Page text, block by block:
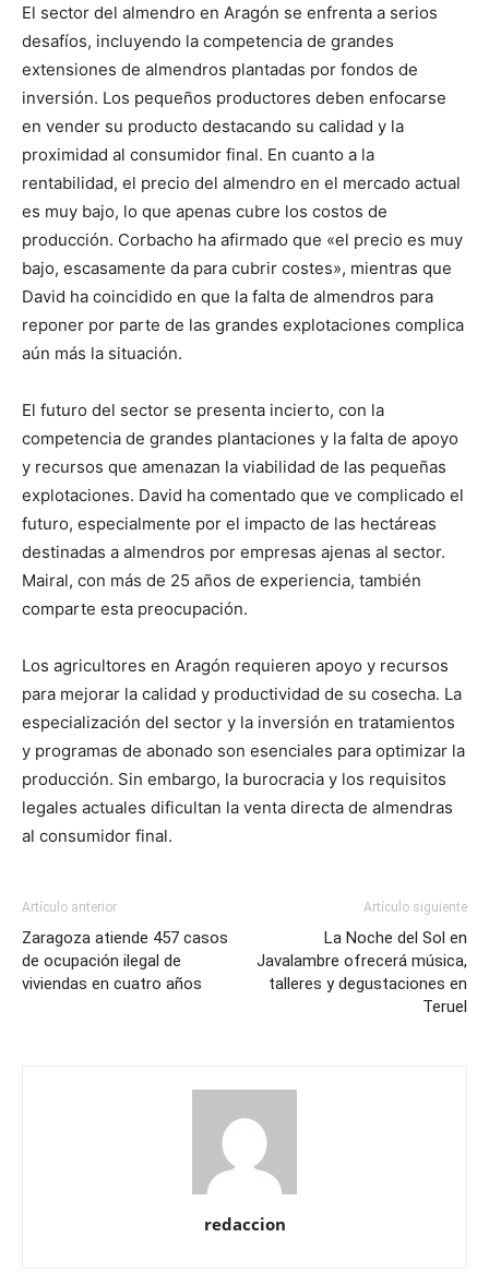
El sector del almendro en Aragón se enfrenta a serios
desafíos, incluyendo la competencia de grandes
extensiones de almendros plantadas por fondos de
inversión. Los pequeños productores deben enfocarse
en vender su producto destacando su calidad y la
proximidad al consumidor final. En cuanto a la
rentabilidad, el precio del almendro en el mercado actual
es muy bajo, lo que apenas cubre los costos de
producción. Corbacho ha afirmado que «el precio es muy
bajo, escasamente da para cubrir costes», mientras que
David ha coincidido en que la falta de almendros para
reponer por parte de las grandes explotaciones complica
aún más la situación.
El futuro del sector se presenta incierto, con la
competencia de grandes plantaciones y la falta de apoyo
y recursos que amenazan la viabilidad de las pequeñas
explotaciones. David ha comentado que ve complicado el
futuro, especialmente por el impacto de las hectáreas
destinadas a almendros por empresas ajenas al sector.
Mairal, con más de 25 años de experiencia, también
comparte esta preocupación.
Los agricultores en Aragón requieren apoyo y recursos
para mejorar la calidad y productividad de su cosecha. La
especialización del sector y la inversión en tratamientos
y programas de abonado son esenciales para optimizar la
producción. Sin embargo, la burocracia y los requisitos
legales actuales dificultan la venta directa de almendras
al consumidor final.
Artículo anterior
Zaragoza atiende 457 casos
de ocupación ilegal de
viviendas en cuatro años
Artículo siguiente
La Noche del Sol en
Javalambre ofrecerá música,
talleres y degustaciones en
Teruel
redaccion